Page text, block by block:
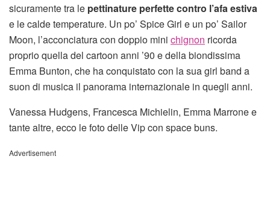
sicuramente tra le pettinature perfette contro l’afa estiva
e le calde temperature. Un po’ Spice Girl e un po’ Sailor
Moon, l’acconciatura con doppio mini chignon ricorda
proprio quella del cartoon anni ’90 e della biondissima
Emma Bunton, che ha conquistato con la sua girl band a
suon di musica il panorama internazionale in quegli anni.
Vanessa Hudgens, Francesca Michielin, Emma Marrone e
tante altre, ecco le foto delle Vip con space buns.
Advertisement